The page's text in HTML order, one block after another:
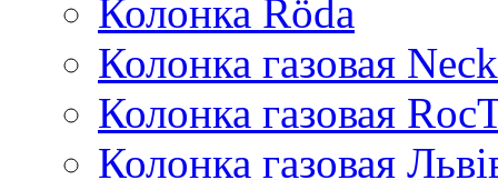
Колонка Rӧda
Колонка газовая
Колонка газовая
Колонка газовая